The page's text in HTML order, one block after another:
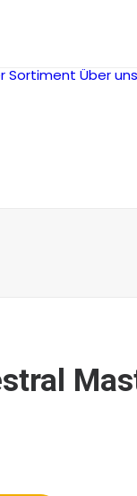
Sortiment Über uns